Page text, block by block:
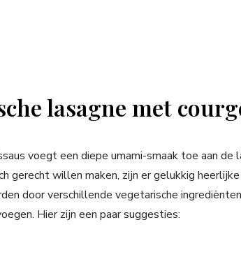
lasagne met
voegt een diepe umami-smaak toe aan de
gerecht willen maken, zijn er gelukkig
door verschillende vegetarische
Hier zijn een paar suggesties: